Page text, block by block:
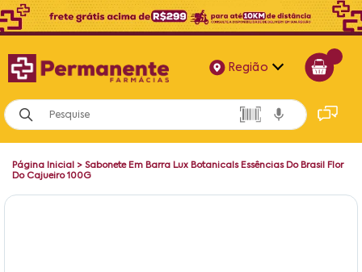
Região
Alagoas
Bahia
Página Inicial > Sabonete Em Barra Lux Botanicals Essências Do Brasil Flor
Do Cajueiro 100G